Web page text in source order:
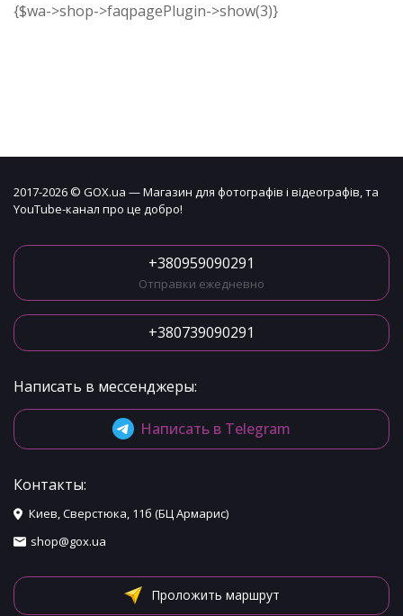
{$wa->shop->faqpagePlugin->show(3)}
2017-2026 © GOX.ua — Магазин для фотографів і відеографів, та
YouTube-канал про це добро!
+380959090291
Отправки ежедневно
+380739090291
Написать в мессенджеры:
Написать в Telegram
Контакты:
Киев, Сверстюка, 11б (БЦ Армарис)
shop@gox.ua
Проложить маршрут